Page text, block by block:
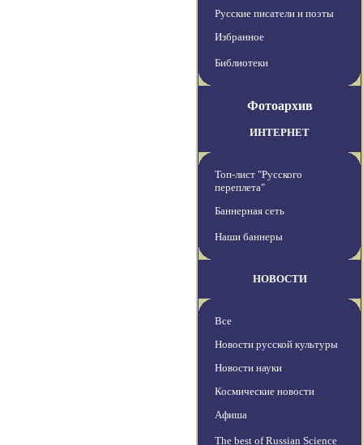
Русские писатели и поэты
Избранное
Библиотеки
Фотоархив
ИНТЕРНЕТ
Топ-лист "Русского
переплета"
Баннерная сеть
Наши баннеры
НОВОСТИ
Все
Новости русской культуры
Новости науки
Космические новости
Афиша
The best of Russian Science